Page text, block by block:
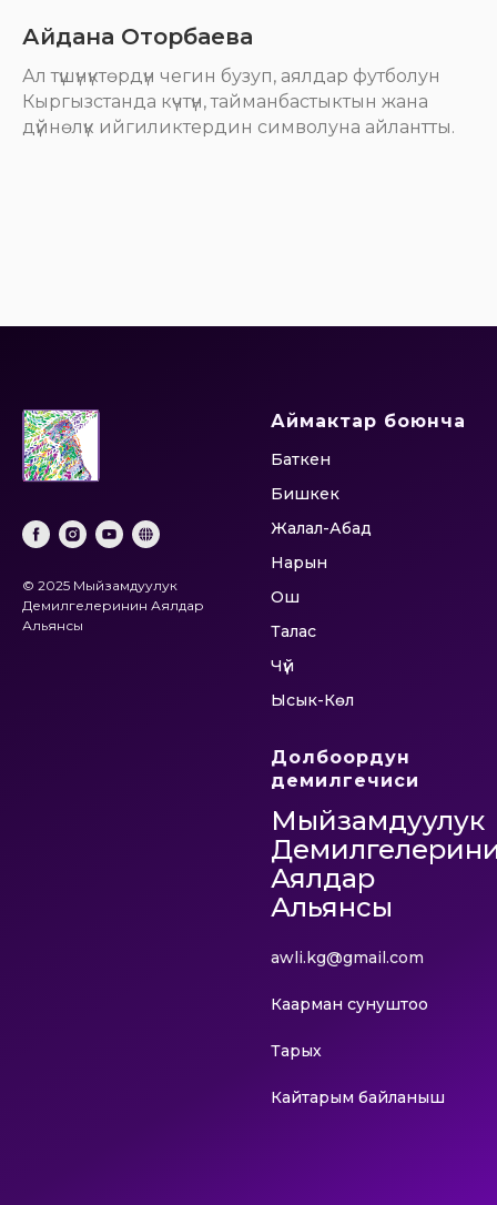
Айдана Оторбаева
Ал түшүнүктөрдүн чегин бузуп, аялдар футболун
Кыргызстанда күчтүн, тайманбастыктын жана
дүйнөлүк ийгиликтердин символуна айлантты.
© 2025 Мыйзамдуулук
Демилгелеринин Аялдар
Альянсы
Аймактар боюнча
Баткен
Бишкек
Жалал-Абад
Нарын
Ош
Талас
Чүй
Ысык-Көл
Долбоордун
демилгечиси
Мыйзамдуулук
Аялдар
Альянсы
awli.kg@gmail.com
Каарман сунуштоо
Тарых
Кайтарым байланыш